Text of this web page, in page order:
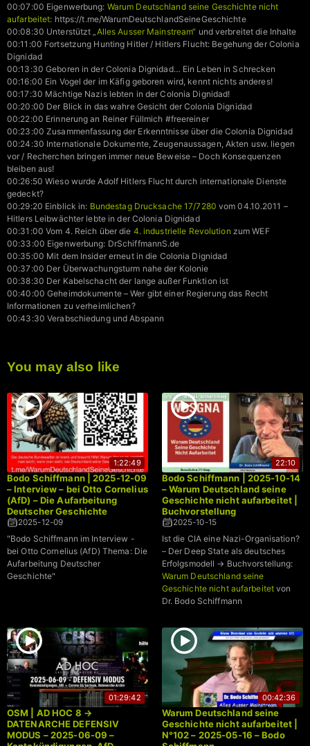
00:07:00 Eigenwerbung: Warum Deutschland seine Geschichte nicht
aufarbeitet: https://t.me/WarumDeutschlandSeineGeschichte
00:08:30 Unterstützt „ Alles Ausser Mainstream“ und verbreitet die Inhalte
00:11:00 Fortsetzung Hunting Hitler / Hitlers Flucht: Begehung der Colonia
Dignidad
00:13:30 Geboren in der Colonia Dignidad… Ein Leben in Schrecken
00:16:00 Ein Vogel der im Käfig geboren wird, kennt nichts anderes!
00:17:30 Mächtige Nazis lebten in der Colonia Dignidad!
00:20:00 Der Blick in das wahre Gesicht der Colonia Dignidad
00:22:00 Erinnerung an Reiner Füllmich #freereiner
00:23:00 Zusammenfassung der Erkenntnisse über die Colonia Dignidad
00:24:30 Internationale Dokumente, Zeugenaussagen, Akten usw. liegen
vor / Recherchen bringen immer neue Beweise – Doch Konsequenzen
bleiben aus!
00:26:50 Wieso wurde Adolf Hitlers Flucht durch internationale Dienste
gedeckt?
00:29:20 Einblick in: Bundestag Drucksache 17/7280 vom 04.10.2011 –
Hitlers Leibwächter lebte in der Colonia Dignidad
00:31:00 Vom 4. Reich über die 4. industrielle Revolution zum WEF
00:33:00 Eigenwerbung: DrSchiffmannS.de
00:35:00 Mit dem Insider erneut in die Colonia Dignidad
00:37:00 Der Überwachungsturm nahe der Kolonie
00:38:30 Der Kabelschacht der lange außer Funktion ist
00:40:00 Geheimdokumente – Wer gibt einer Regierung das Recht
Informationen zu verheimlichen?
00:43:30 Verabschiedung und Abspann
You may also like
1:22:49
Bodo Schiffmann | 2025-12-09
– Interview – bei Otto Cornelius
(AfD) – Die Aufarbeitung
Deutscher Geschichte
2025-12-09
"Bodo Schiffmann im Interview -
bei Otto Cornelius (AfD) Thema: Die
Aufarbeitung Deutscher
Geschichte"
22:10
Bodo Schiffmann | 2025-10-14
– Warum Deutschland seine
Geschichte nicht aufarbeitet |
Buchvorstellung
2025-10-15
Ist die CIA eine Nazi-Organisation?
– Der Deep State als deutsches
Erfolgsmodell → Buchvorstellung:
Warum Deutschland seine
Geschichte nicht aufarbeitet von
Dr. Bodo Schiffmann
01:29:42
OSM | AD HOC 8 →
DATENARCHE DEFENSIV
MODUS – 2025-06-09 –
00:42:36
Warum Deutschland seine
Geschichte nicht aufarbeitet |
N°102 – 2025-05-16 – Bodo